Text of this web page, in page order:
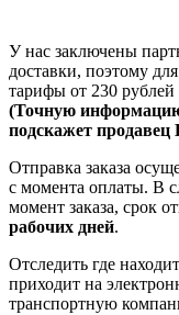
У нас заключены
доставки, поэтому
тарифы от 230 рублей
(Точную
подскажет продавец
Отправка заказа
с момента оплаты. В
момент заказа, срок
рабочих дней.
Отследить где
приходит на
транспортную